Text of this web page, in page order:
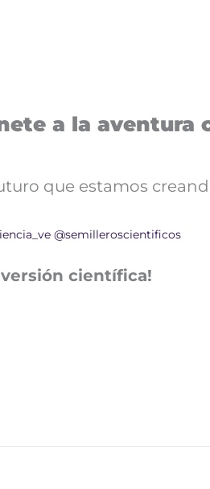
a la aventura
que estamos
@semilleroscientificos
científica!